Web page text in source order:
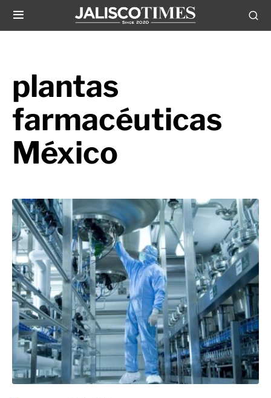
plantas
farmacéuticas
México